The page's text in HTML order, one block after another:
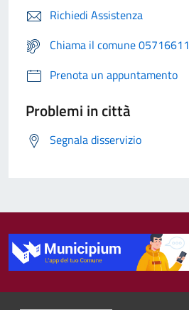
Richiedi Assistenza
Chiama il comune 05716611
Prenota un appuntamento
Problemi in città
Segnala disservizio